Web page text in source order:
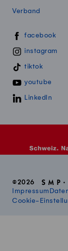
Verband
Swissmillk auf
facebook
instagram
tiktok
youtube
LinkedIn
©2026
Impressum
Cookie-